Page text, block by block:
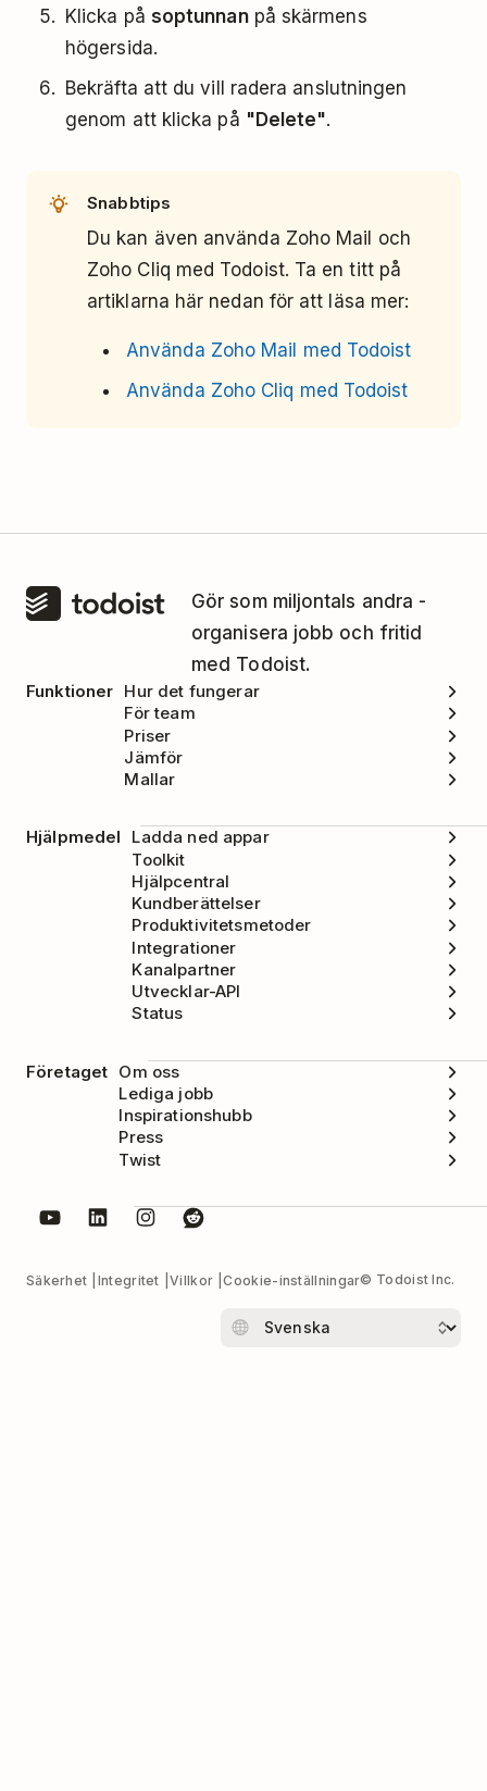
Klicka på soptunnanpå skärmens
högersida.
Bekräfta att du vill radera anslutningen
genom att klicka på "Delete".
Snabbtips
Du kan även använda Zoho Mail och
Zoho Cliq med Todoist. Ta en titt på
artiklarna här nedan för att läsa mer:
Använda Zoho Mail med Todoist
Använda Zoho Cliq med Todoist
Gör som miljontals andra -
organisera jobb och fritid
med Todoist.
Funktioner Hur det fungerar
För team
Priser
Jämför
Mallar
Hjälpmedel
Ladda ned appar
Toolkit
Hjälpcentral
Kundberättelser
Produktivitetsmetoder
Integrationer
Kanalpartner
Utvecklar-API
Status
Företaget Om oss
Lediga jobb
Inspirationshubb
Press
Twist
Säkerhet Integritet Villkor Cookie-inställningar© Todoist Inc.